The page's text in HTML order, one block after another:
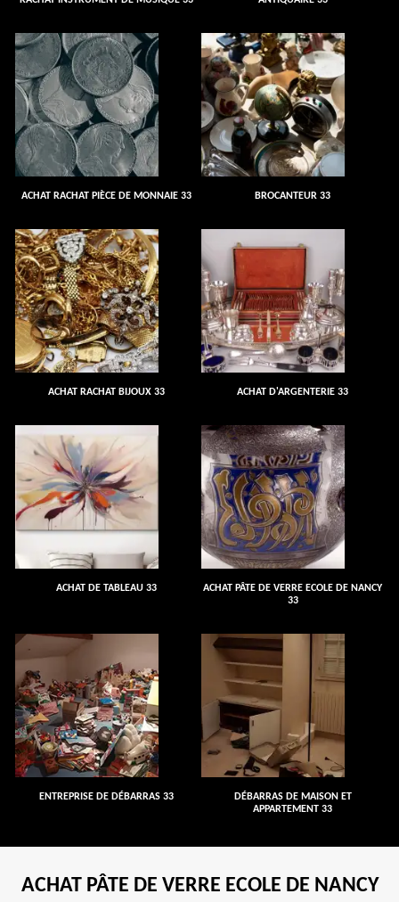
ACHAT RACHAT PIÈCE DE MONNAIE 33 BROCANTEUR 33
ACHAT RACHAT BIJOUX 33 ACHAT D'ARGENTERIE 33
ACHAT DE TABLEAU 33
ACHAT PÂTE DE VERRE ECOLE DE NANCY
33
ENTREPRISE DE DÉBARRAS 33
DÉBARRAS DE MAISON ET
APPARTEMENT 33
ACHAT PÂTE DE VERRE ECOLE DE NANCY